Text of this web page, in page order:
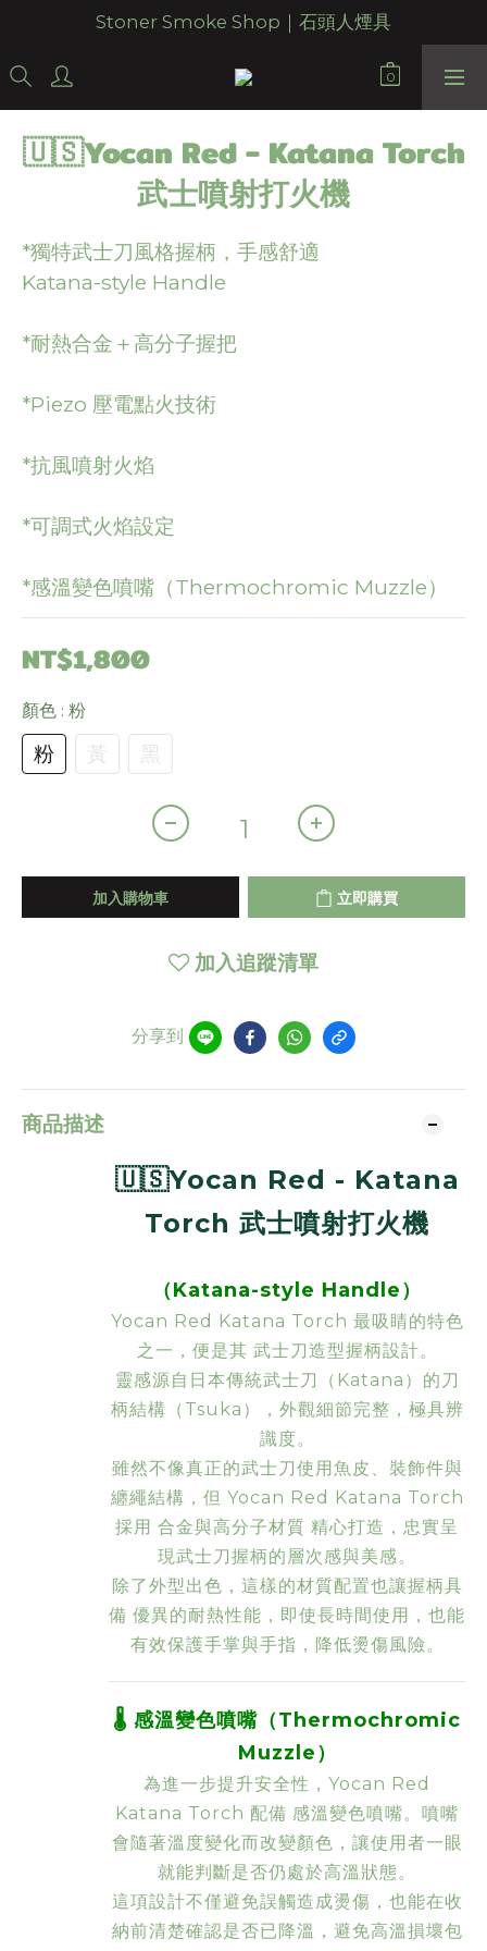
Stoner Smoke Shop｜石頭人煙具
🇺🇸Yocan Red - Katana Torch
武士噴射打火機
*獨特武士刀風格握柄，手感舒適
Katana-style Handle
*耐熱合金＋高分子握把
*Piezo 壓電點火技術
*抗風噴射火焰
*可調式火焰設定
*感溫變色噴嘴（Thermochromic Muzzle）
NT$1,800
顏色 : 粉
粉 黃 黑
加入購物車 立即購買
加入追蹤清單
分享到
商品描述
🇺🇸Yocan Red - Katana
Torch 武士噴射打火機
（Katana-style Handle）
Yocan Red Katana Torch 最吸睛的特色
之一，便是其 武士刀造型握柄設計。
靈感源自日本傳統武士刀（Katana）的刀
柄結構（Tsuka），外觀細節完整，極具辨
識度。
雖然不像真正的武士刀使用魚皮、裝飾件與
纏繩結構，但 Yocan Red Katana Torch
採用 合金與高分子材質 精心打造，忠實呈
現武士刀握柄的層次感與美感。
除了外型出色，這樣的材質配置也讓握柄具
備 優異的耐熱性能 ，即使長時間使用，也能
有效保護手掌與手指，降低燙傷風險。
🌡️ 感溫變色噴嘴（Thermochromic
Muzzle）
為進一步提升安全性，Yocan Red
Katana Torch 配備 感溫變色噴嘴。噴嘴
會隨著溫度變化而改變顏色，讓使用者一眼
就能判斷是否仍處於高溫狀態。
這項設計不僅避免誤觸造成燙傷，也能在收
納前清楚確認是否已降溫，避免高溫損壞包